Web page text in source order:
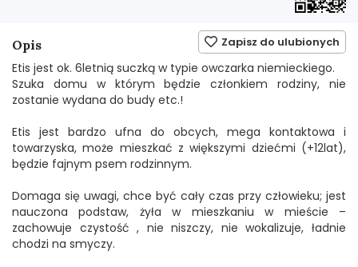
Zapisz do ulubionych
Opis
Etis jest ok. 6letnią suczką w typie owczarka niemieckiego.
Szuka domu w którym będzie członkiem rodziny, nie
zostanie wydana do budy etc.!
Etis jest bardzo ufna do obcych, mega kontaktowa i
towarzyska, może mieszkać z większymi dziećmi (+12lat),
będzie fajnym psem rodzinnym.
Domaga się uwagi, chce być cały czas przy człowieku; jest
nauczona podstaw, żyła w mieszkaniu w mieście –
zachowuje czystość , nie niszczy, nie wokalizuje, ładnie
chodzi na smyczy.